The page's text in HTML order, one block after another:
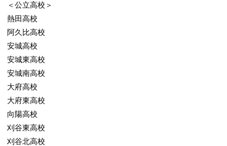
＜公立高校＞
熱田高校
阿久比高校
安城高校
安城東高校
安城南高校
大府高校
大府東高校
向陽高校
刈谷東高校
刈谷北高校